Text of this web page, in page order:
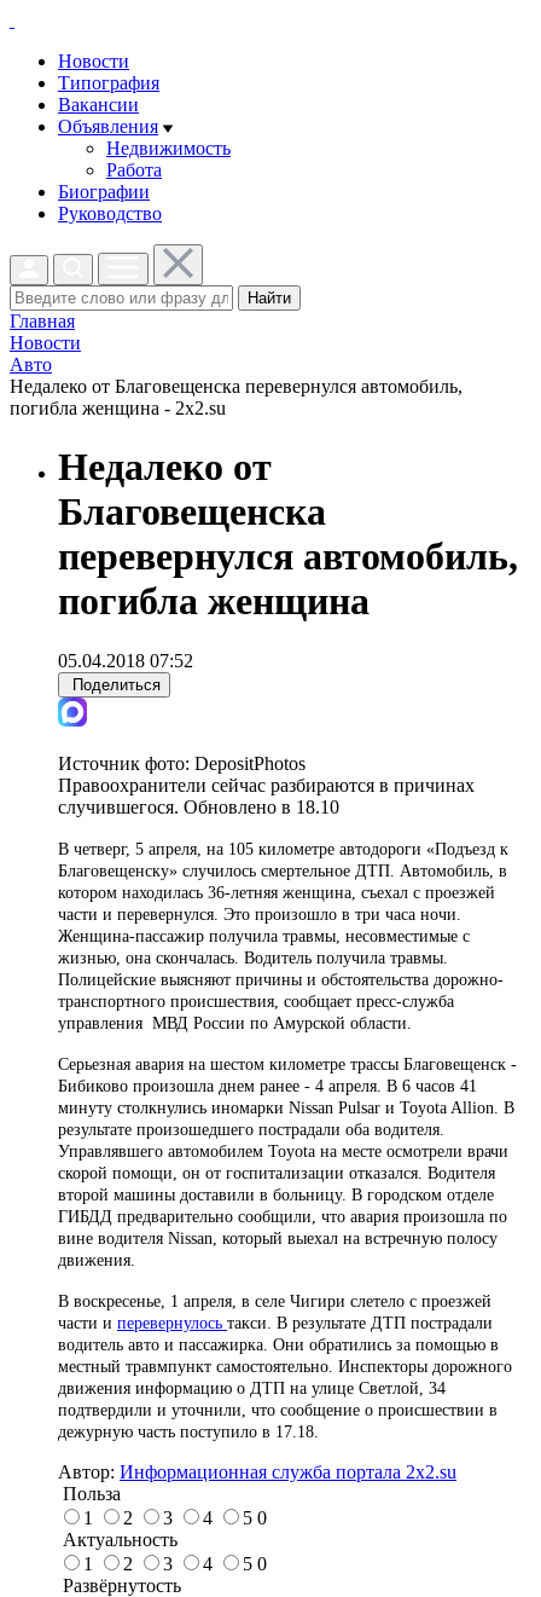
Новости
Типография
Вакансии
Объявления
Недвижимость
Работа
Биографии
Руководство
Найти
Главная
Новости
Авто
Недалеко от Благовещенска перевернулся автомобиль,
погибла женщина - 2x2.su
Недалеко от
Благовещенска
перевернулся автомобиль,
погибла женщина
05.04.2018 07:52
Поделиться
Источник фото: DepositPhotos
Правоохранители сейчас разбираются в причинах
случившегося. Обновлено в 18.10
В четверг, 5 апреля, на 105 километре автодороги «Подъезд к
Благовещенску» случилось смертельное ДТП. Автомобиль, в
котором находилась 36-летняя женщина, съехал с проезжей
части и перевернулся. Это произошло в три часа ночи.
Женщина-пассажир получила травмы, несовместимые с
жизнью, она скончалась. Водитель получила травмы.
Полицейские выясняют причины и обстоятельства дорожно-
транспортного происшествия, сообщает пресс-служба
управления МВД России по Амурской области.
Серьезная авария на шестом километре трассы Благовещенск -
Бибиково произошла днем ранее - 4 апреля. В 6 часов 41
минуту столкнулись иномарки Nissan Pulsar и Toyota Allion. В
результате произошедшего пострадали оба водителя.
Управлявшего автомобилем Toyota на месте осмотрели врачи
скорой помощи, он от госпитализации отказался. Водителя
второй машины доставили в больницу. В городском отделе
ГИБДД предварительно сообщили, что авария произошла по
вине водителя Nissan, который выехал на встречную полосу
движения.
В воскресенье, 1 апреля, в селе Чигири слетело с проезжей
части и перевернулось такси. В результате ДТП пострадали
водитель авто и пассажирка. Они обратились за помощью в
местный травмпункт самостоятельно. Инспекторы дорожного
движения информацию о ДТП на улице Светлой, 34
подтвердили и уточнили, что сообщение о происшествии в
дежурную часть поступило в 17.18.
Автор: Информационная служба портала 2x2.su
Польза
1
2 3 4 5 0
Актуальность
1
2 3 4 5 0
Развёрнутость